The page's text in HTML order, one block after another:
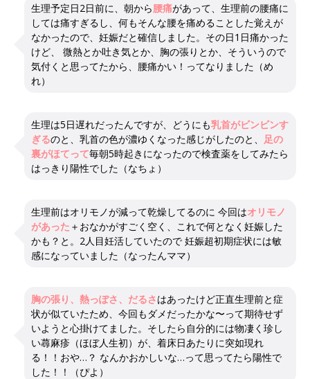
生理予定日2日前に、朝から腰痛があって、生理前の腰痛に
しては痛すぎるし、何もそんな腰を痛めることした覚えが
なかったので、妊娠だと確信しました。その日1日痛かった
けど、 微熱とか吐き気とか、胸の張りとか、そういうので
気付くと思ってたから、腰痛かい！ってなりました（め
れ）
生理は5日遅れだったんですが、どうにも乳首がビンビンす
ぎるのと、乳首の色が濃ゆくなった感じがしたのと、
足の
裏がほてって毎朝5時起きになったので検査薬をしてみたら
はっきり陽性でした（なちょ）
生理前はオリモノが減って乾燥してるのに 今回はオリモノ
があった ＋おなかがすごく空く、これで何となく妊娠した
かも？と。2人目妊活していたので 妊娠超初期症状には敏
感になっていました（なったんママ）
胸の張り、熱っぽさ、だるさはあったけど正直生理前と症
状が似ていたため、今回もダメだったかな〜って期待せず
いようと心掛けてました。そしたら自分的には物凄く珍し
い蕁麻疹（ほぼ人生初）が、着床日あたりに突如現れ
る！！おや…？ なんかおかしいな…って思ってたら陽性で
した！！（ぴよ）